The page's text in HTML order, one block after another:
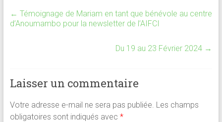
ce
b
ai
l
at
s
er
es
ta
g
er
← Témoignage de Mariam en tant que bénévole au centre
d’Anoumambo pour la newsletter de l’AIFCI
Du 19 au 23 Février 2024 →
Laisser un commentaire
Votre adresse e-mail ne sera pas publiée. Les champs
obligatoires sont indiqués avec *